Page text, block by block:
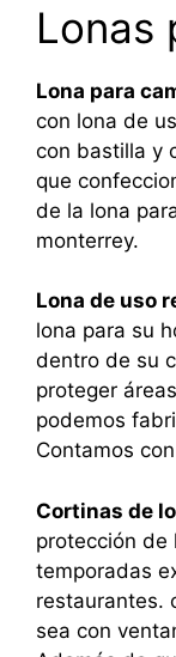
Lonas
Lona para
con lona de
con bastilla y
que
de la lona
monterrey.
Lona de uso
lona para su
dentro de su
proteger
podemos
Contamos
Cortinas de
protección de
temporadas
restaurantes.
sea con